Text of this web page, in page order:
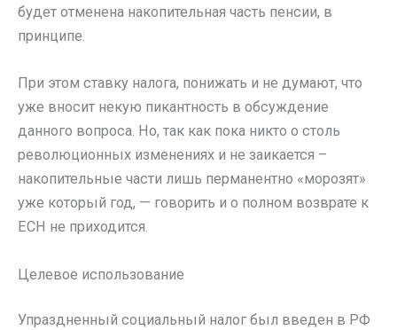
будет отменена накопительная часть пенсии, в
принципе.
При этом ставку налога, понижать и не думают, что
уже вносит некую пикантность в обсуждение
данного вопроса. Но, так как пока никто о столь
революционных изменениях и не заикается –
накопительные части лишь перманентно «морозят»
уже который год, — говорить и о полном возврате к
ЕСН не приходится.
Целевое использование
Упраздненный социальный налог был введен в РФ